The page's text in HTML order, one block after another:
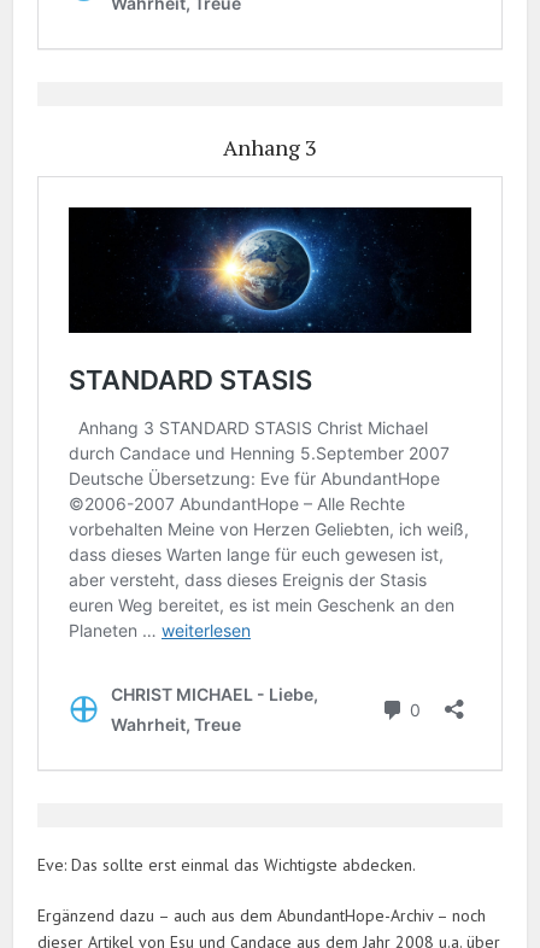
Anhang 3
Eve: Das sollte erst einmal das Wichtigste abdecken.
Ergänzend dazu – auch aus dem AbundantHope-Archiv – noch
dieser Artikel von Esu und Candace aus dem Jahr 2008 u.a. über